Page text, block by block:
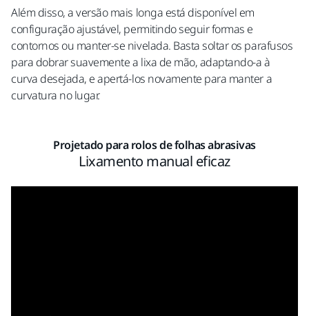
Além disso, a versão mais longa está disponível em
configuração ajustável, permitindo seguir formas e
contornos ou manter-se nivelada. Basta soltar os parafusos
para dobrar suavemente a lixa de mão, adaptando-a à
curva desejada, e apertá-los novamente para manter a
curvatura no lugar.
Projetado para rolos de folhas abrasivas
Lixamento manual eficaz